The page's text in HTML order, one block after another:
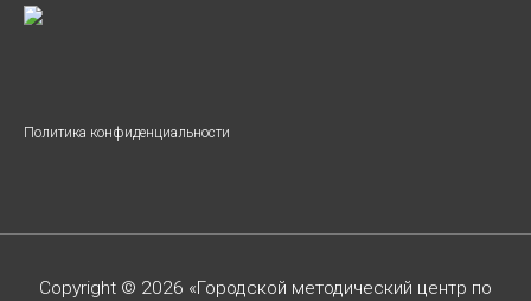
Политика конфиденциальности
Copyright © 2026 «Городской методический центр по